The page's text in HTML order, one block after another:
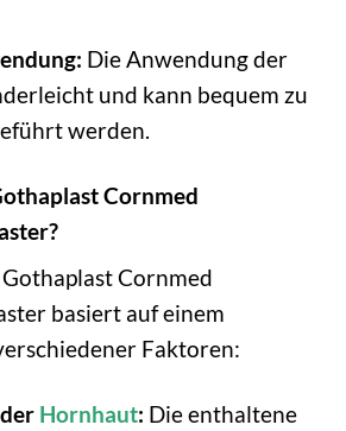
Die Anwendung der
und kann bequem zu
werden.
Cornmed
Cornmed
basiert auf einem
Faktoren:
Hornhaut: Die enthaltene